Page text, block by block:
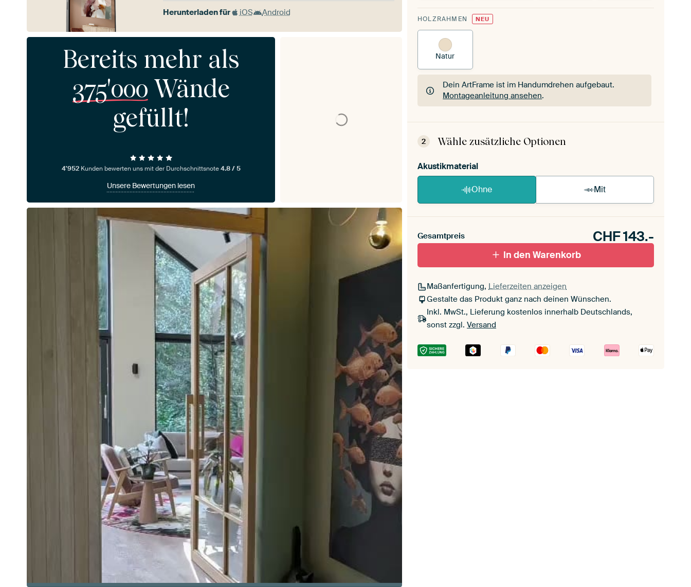
HOLZRAHMEN NEU
Natur
Dein ArtFrame ist im Handumdrehen aufgebaut.
Montageanleitung ansehen.
Dein ArtFrame ist im Handumdrehen aufgebaut.
2 Wähle zusätzliche Optionen
Akustikmaterial
Ohne Mit
Gesamtpreis CHF143.-
In den Warenkorb
Maßanfertigung, Lieferzeiten anzeigen
Gestalte das Produkt ganz nach deinen Wünschen.
Inkl. MwSt., Lieferung kostenlos innerhalb Deutschlands,
sonst zzgl. Versand
Herunterladen für iOS Android
Bereits mehr als
375'000 Wände
gefüllt!
4'952Kunden bewerten uns mit der Durchschnittsnote4.8 / 5
Unsere Bewertungen lesen